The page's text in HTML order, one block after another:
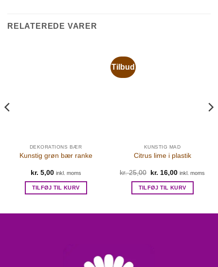
RELATEREDE VARER
DEKORATIONS BÆR
Kunstig grøn bær ranke
kr. 5,00 inkl. moms
TILFØJ TIL KURV
Tilbud
KUNSTIG MAD
Citrus lime i plastik
kr.25,00
Den
pris
var:
kr. 16,00Den
pris
er:
inkl. moms
TILFØJ TIL KURV